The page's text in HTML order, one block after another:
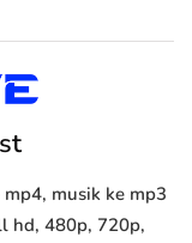
mp4, musik ke mp3
hd, 480p, 720p,